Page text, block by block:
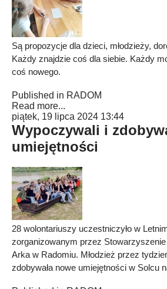
Są propozycje dla dzieci, młodzieży,
Każdy znajdzie coś dla siebie. Każdy
coś nowego.
Published in RADOM
Read more...
piątek, 19 lipca 2024 13:44
Wypoczywali i
umiejętności
28 wolontariuszy uczestniczyło w
zorganizowanym przez
Arka w Radomiu. Młodzież przez
zdobywała nowe umiejętności w Solcu